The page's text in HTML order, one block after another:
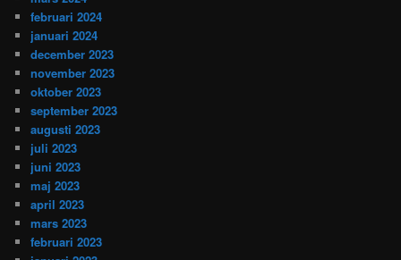
februari 2024
januari 2024
december 2023
november 2023
oktober 2023
september 2023
augusti 2023
juli 2023
juni 2023
maj 2023
april 2023
mars 2023
februari 2023